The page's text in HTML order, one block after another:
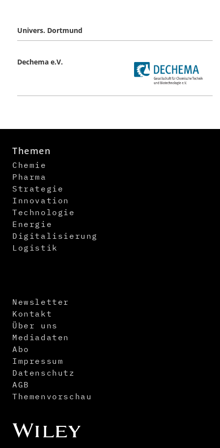
Univers. Dortmund
Dechema e.V.
Themen
Chemie
Pharma
Strategie
Innovation
Technologie
Energie
Digitalisierung
Logistik
Newsletter
Kontakt
Über uns
Mediadaten
Abo
Impressum
Datenschutz
AGB
Themenvorschau